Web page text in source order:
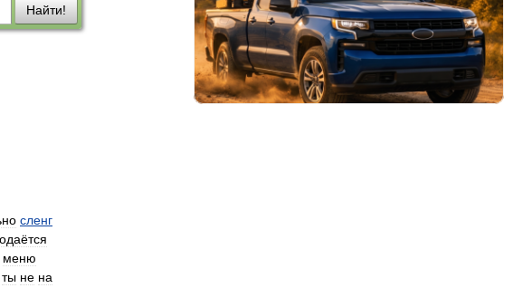
Найти!
сленг
меню
ты не на